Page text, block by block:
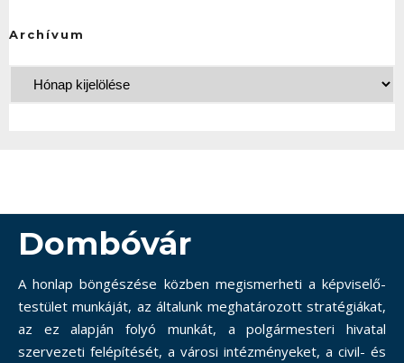
Archívum
Dombóvár
A honlap böngészése közben megismerheti a képviselő-
testület munkáját, az általunk meghatározott stratégiákat,
az ez alapján folyó munkát, a polgármesteri hivatal
szervezeti felépítését, a városi intézményeket, a civil- és